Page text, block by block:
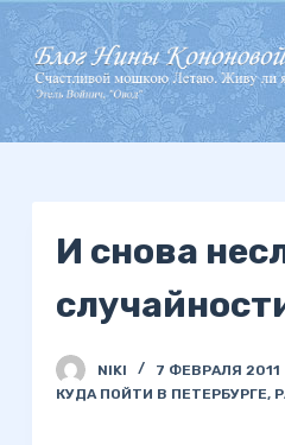
П
е
р
е
й
И снова
NIKI
7 ФЕВРАЛЯ 2011
КУДА ПОЙТИ В ПЕТЕРБУРГЕ,